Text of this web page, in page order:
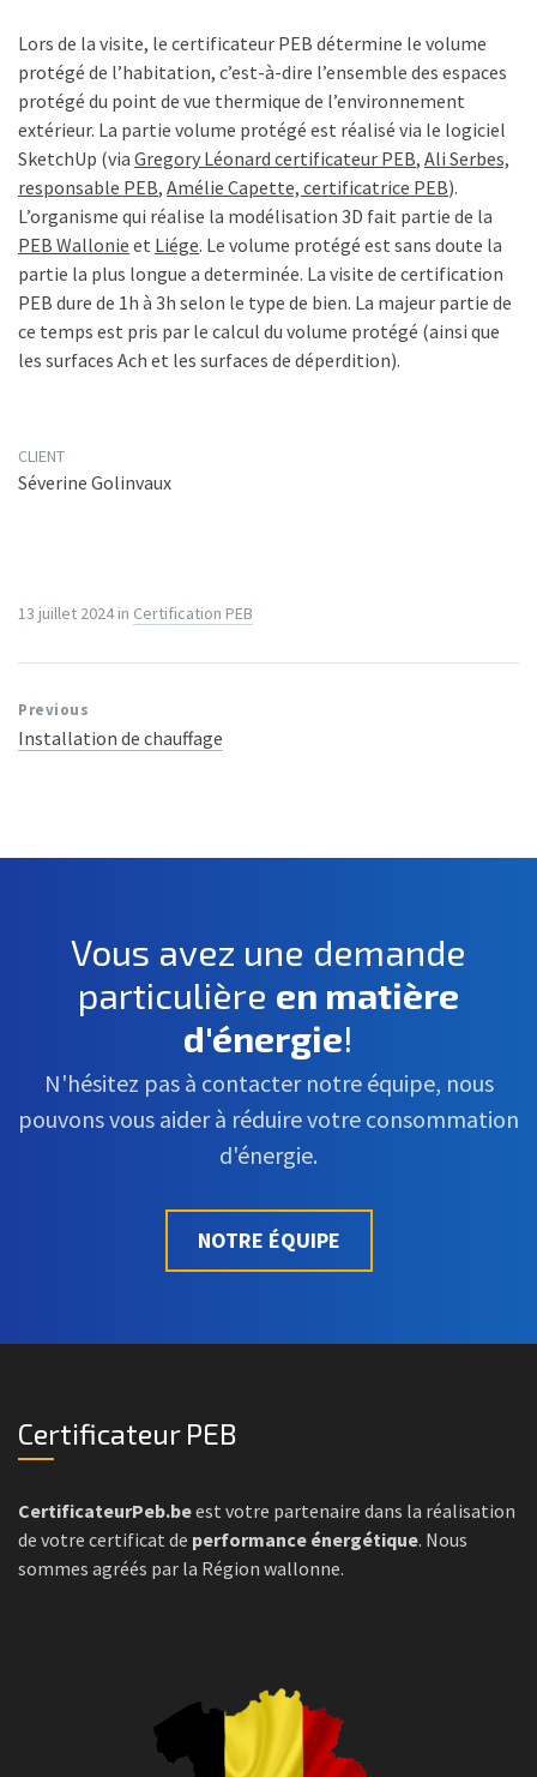
Lors de la visite, le certificateur PEB détermine le volume
protégé de l’habitation, c’est-à-dire l’ensemble des espaces
protégé du point de vue thermique de l’environnement
extérieur. La partie volume protégé est réalisé via le logiciel
SketchUp (via Gregory Léonard certificateur PEB, Ali Serbes,
responsable PEB, Amélie Capette, certificatrice PEB).
L’organisme qui réalise la modélisation 3D fait partie de la
PEB Wallonie et Liége. Le volume protégé est sans doute la
partie la plus longue a determinée. La visite de certification
PEB dure de 1h à 3h selon le type de bien. La majeur partie de
ce temps est pris par le calcul du volume protégé (ainsi que
les surfaces Ach et les surfaces de déperdition).
CLIENT
Séverine Golinvaux
13 juillet 2024in Certification PEB
Previous
Installation de chauffage
Vous avez une demande
particulière en matière
d'énergie!
N'hésitez pas à contacter notre équipe, nous
pouvons vous aider à réduire votre consommation
d'énergie.
NOTRE ÉQUIPE
Certificateur PEB
CertificateurPeb.beest votre partenaire dans la réalisation
de votre certificat de performance énergétique. Nous
sommes agréés par la Région wallonne.